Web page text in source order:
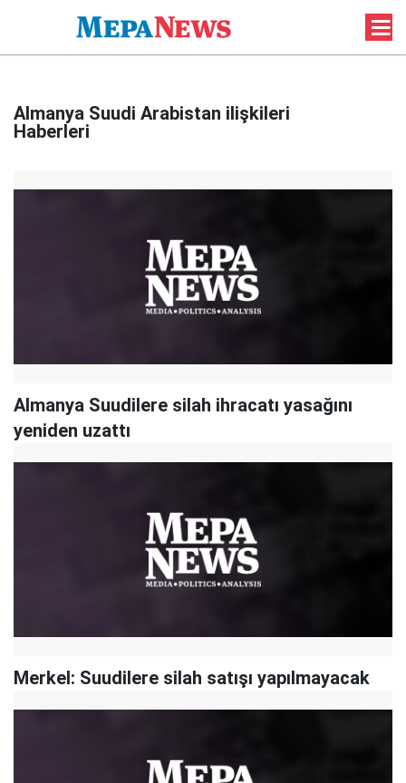
Almanya Suudi Arabistan ilişkileri
Haberleri
Almanya Suudilere silah ihracatı yasağını
yeniden uzattı
Merkel: Suudilere silah satışı yapılmayacak